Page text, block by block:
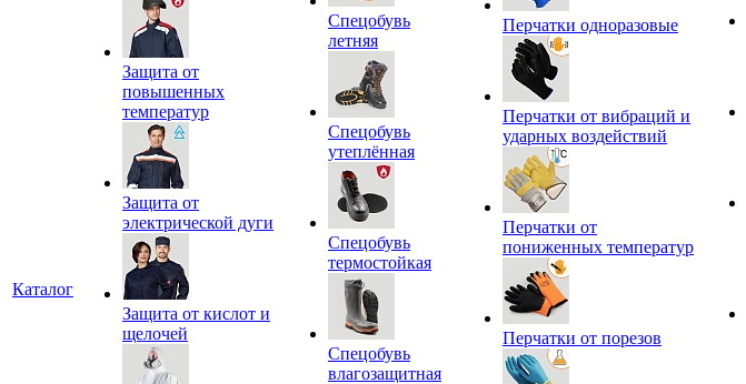
Каталог
Защита от
повышенных
температур
Защита от
электрической дуги
Защита от кислот и
щелочей
Спецобувь
летняя
Спецобувь
утеплённая
Спецобувь
термостойкая
Спецобувь
влагозащитная
Перчатки одноразовые
Перчатки от вибраций и
ударных воздействий
Перчатки от
пониженных температур
Перчатки от порезов